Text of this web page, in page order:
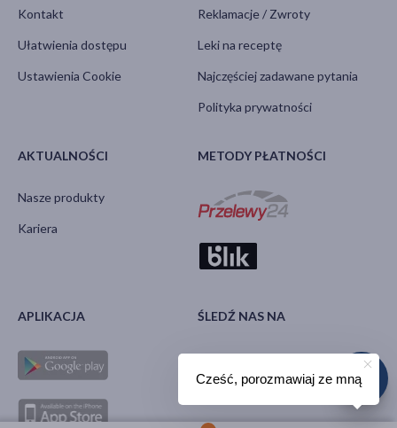
Kontakt
Ułatwienia dostępu
Ustawienia Cookie
Reklamacje / Zwroty
Leki na receptę
Najczęściej zadawane pytania
Polityka prywatności
AKTUALNOŚCI
Nasze produkty
Kariera
METODY PŁATNOŚCI
APLIKACJA ŚLEDŹ NAS NA
Cześć, porozmawiaj ze mną